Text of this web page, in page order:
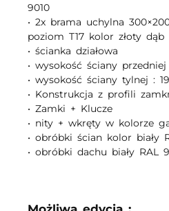
9010
• 2x brama uchylna
poziom T17 kolor złoty dąb
• ścianka działowa
• wysokość ściany
• wysokość ściany tylnej :
• Konstrukcja z profili
• Zamki + Klucze
• nity + wkręty w kolorze
• obróbki ścian kolor biały
• obróbki dachu biały RAL